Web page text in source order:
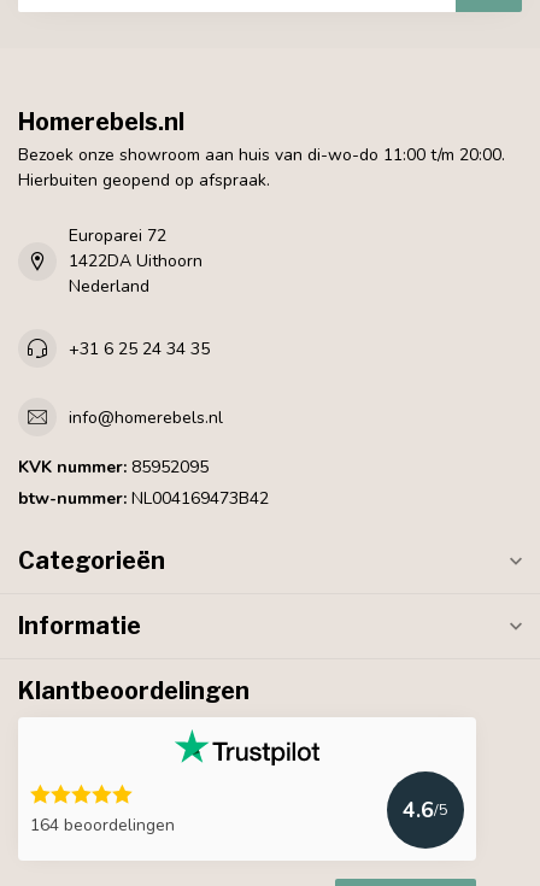
Homerebels.nl
Bezoek onze showroom aan huis van di-wo-do 11:00 t/m 20:00.
Hierbuiten geopend op afspraak.
Europarei 72
1422DA Uithoorn
Nederland
+31 6 25 24 34 35
info@homerebels.nl
KVK nummer: 85952095
btw-nummer: NL004169473B42
Categorieën
Informatie
Klantbeoordelingen
164 beoordelingen
4.6/5